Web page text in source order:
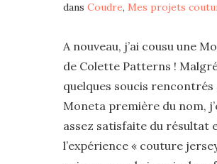
dans Coudre, Mes projets
A nouveau, j’ai cousu une
de Colette Patterns !
quelques soucis rencontrés
Moneta première du nom,
assez satisfaite du résultat
l’expérience « couture